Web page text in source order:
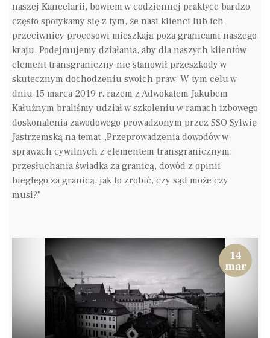
naszej Kancelarii, bowiem w codziennej praktyce bardzo
często spotykamy się z tym, że nasi klienci lub ich
przeciwnicy procesowi mieszkają poza granicami naszego
kraju. Podejmujemy działania, aby dla naszych klientów
element transgraniczny nie stanowił przeszkody w
skutecznym dochodzeniu swoich praw. W tym celu w
dniu 15 marca 2019 r. razem z Adwokatem Jakubem
Kałużnym braliśmy udział w szkoleniu w ramach izbowego
doskonalenia zawodowego prowadzonym przez SSO Sylwię
Jastrzemską na temat „Przeprowadzenia dowodów w
sprawach cywilnych z elementem transgranicznym:
przesłuchania świadka za granicą, dowód z opinii
biegłego za granicą, jak to zrobić, czy sąd może czy
musi?"
14
mar